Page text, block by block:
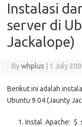
Instalasi
server di
Jackalope)
Bywhplus 1 July
Berikut ini adalah
Ubuntu 9.04 (Jaunty
Instal Apache: $